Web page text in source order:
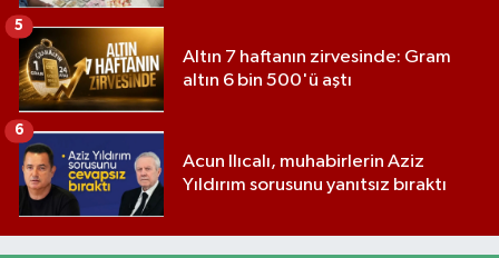
Altın 7 haftanın zirvesinde: Gram
altın 6 bin 500'ü aştı
5
Acun Ilıcalı, muhabirlerin Aziz
Yıldırım sorusunu yanıtsız bıraktı
6